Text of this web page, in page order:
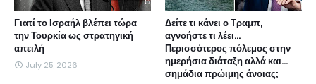
Γιατί το Ισραήλ βλέπει τώρα
την Τουρκία ως στρατηγική
απειλή
July 25, 2026
Δείτε τι κάνει ο Τραμπ,
αγνοήστε τι λέει...
Περισσότερος πόλεμος στην
ημερήσια διάταξη αλλά και...
σημάδια πρώιμης άνοιας;